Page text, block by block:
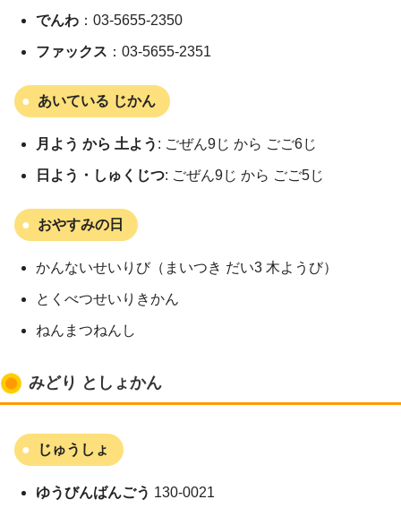
でんわ ：03-5655-2350
ファックス ：03-5655-2351
あいている じかん
月よう から 土よう : ごぜん9じ から ごご6じ
日よう・しゅくじつ: ごぜん9じ から ごご5じ
おやすみの日
かんないせいりび（まいつき だい3 木ようび）
とくべつせいりきかん
ねんまつねんし
みどり としょかん
じゅうしょ
ゆうびんばんごう 130-0021